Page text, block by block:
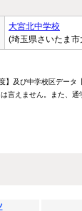
大宮北中学校
(埼玉県さいたま市
及び中学校区デー
言えません。また、